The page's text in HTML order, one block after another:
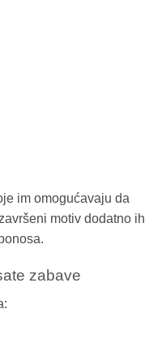
im omogućavaju da
motiv dodatno ih
zabave